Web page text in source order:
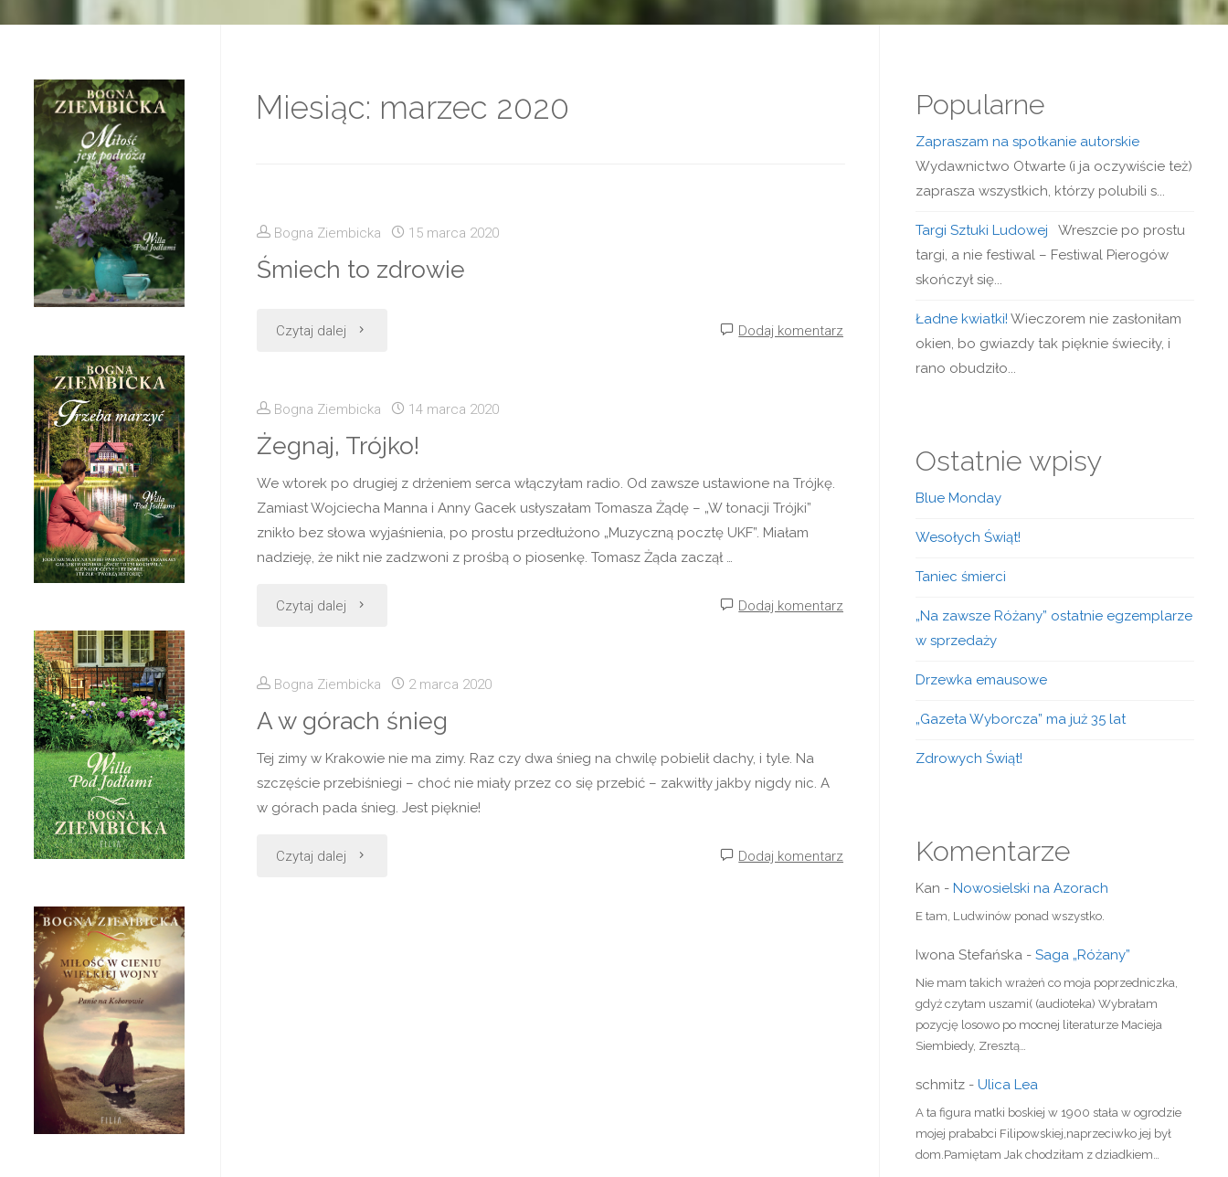
Miesiąc: marzec 2020
Bogna Ziembicka 15 marca 2020
Śmiech to zdrowie
Czytaj dalej "Śmiech
zdrowie"
Dodaj komentarz
Bogna Ziembicka 14 marca 2020
Żegnaj, Trójko!
We wtorek po drugiej z drżeniem serca włączyłam radio. Od zawsze ustawione na Trójkę.
Zamiast Wojciecha Manna i Anny Gacek usłyszałam Tomasza Żądę – „W tonacji Trójki”
znikło bez słowa wyjaśnienia, po prostu przedłużono „Muzyczną pocztę UKF”. Miałam
nadzieję, że nikt nie zadzwoni z prośbą o piosenkę. Tomasz Żąda zaczął …
Czytaj dalej "Żegnaj, Dodaj komentarz
Bogna Ziembicka 2 marca 2020
A w górach śnieg
Tej zimy w Krakowie nie ma zimy. Raz czy dwa śnieg na chwilę pobielił dachy, i tyle. Na
szczęście przebiśniegi – choć nie miały przez co się przebić – zakwitły jakby nigdy nic. A
w górach pada śnieg. Jest pięknie!
Czytaj dalej Dodaj komentarz
Popularne
Zapraszam na spotkanie autorskie
Wydawnictwo Otwarte (i ja oczywiście też)
zaprasza wszystkich, którzy polubili s...
Targi Sztuki Ludowej
Wreszcie po prostu
targi, a nie festiwal – Festiwal Pierogów
skończył się...
Ładne kwiatki! Wieczorem nie zasłoniłam
okien, bo gwiazdy tak pięknie świeciły, i
rano obudziło...
Ostatnie wpisy
Blue Monday
Wesołych Świąt!
Taniec śmierci
„Na zawsze Różany” ostatnie egzemplarze
w sprzedaży
Drzewka emausowe
„Gazeta Wyborcza” ma już 35 lat
Zdrowych Świąt!
Komentarze
Kan - Nowosielski na Azorach
E tam, Ludwinów ponad wszystko.
Iwona Stefańska - Saga „Różany”
Nie mam takich wrażeń co moja poprzedniczka,
gdyż czytam uszami( (audioteka) Wybrałam
pozycję losowo po mocnej literaturze Macieja
Siembiedy, Zresztą…
schmitz - Ulica Lea
A ta figura matki boskiej w 1900 stała w ogrodzie
mojej prababci Filipowskiej,naprzeciwko jej był
dom.Pamiętam Jak chodziłam z dziadkiem…